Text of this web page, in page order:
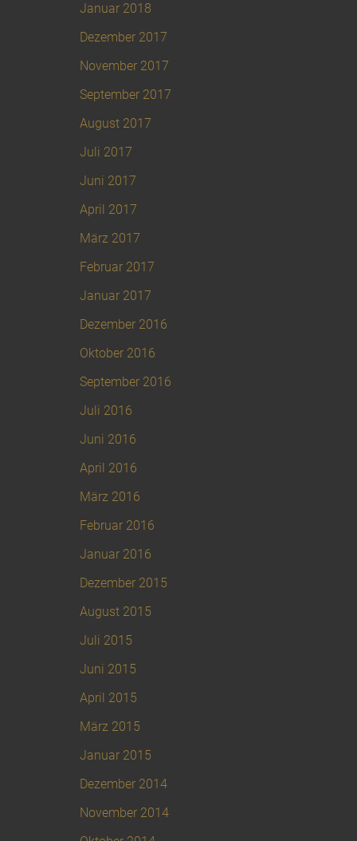
Januar 2018
Dezember 2017
November 2017
September 2017
August 2017
Juli 2017
Juni 2017
April 2017
März 2017
Februar 2017
Januar 2017
Dezember 2016
Oktober 2016
September 2016
Juli 2016
Juni 2016
April 2016
März 2016
Februar 2016
Januar 2016
Dezember 2015
August 2015
Juli 2015
Juni 2015
April 2015
März 2015
Januar 2015
Dezember 2014
November 2014